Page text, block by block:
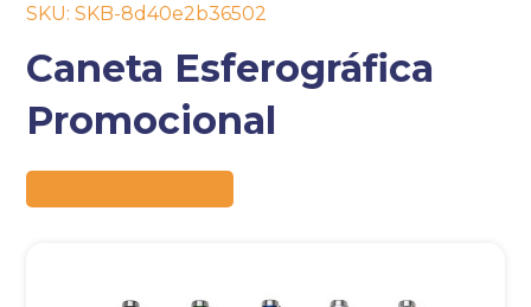
SKU: SKB-8d40e2b36502
Caneta Esferográfica
Promocional
+55